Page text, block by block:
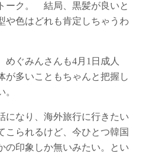
ーク。 結局、黒髪が良いと
や色はどれも肯定しちゃうわ
ぐみんさんも4月1日成人
多いこともちゃんと把握し
になり、海外旅行に行きたい
こられるけど、今ひとつ韓国
の印象しか無いみたい。とい